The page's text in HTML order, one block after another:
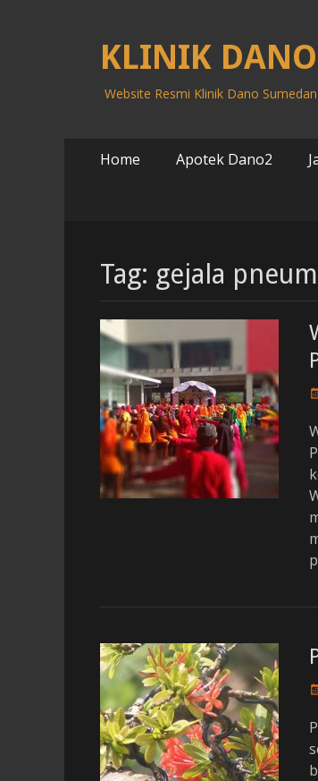
KLINIK DANO
Website Resmi Klinik Dano
Primary
SkipHome Apotek Dano2
Tag: gejala
P
s
t
e
d
o
n
P
s
t
e